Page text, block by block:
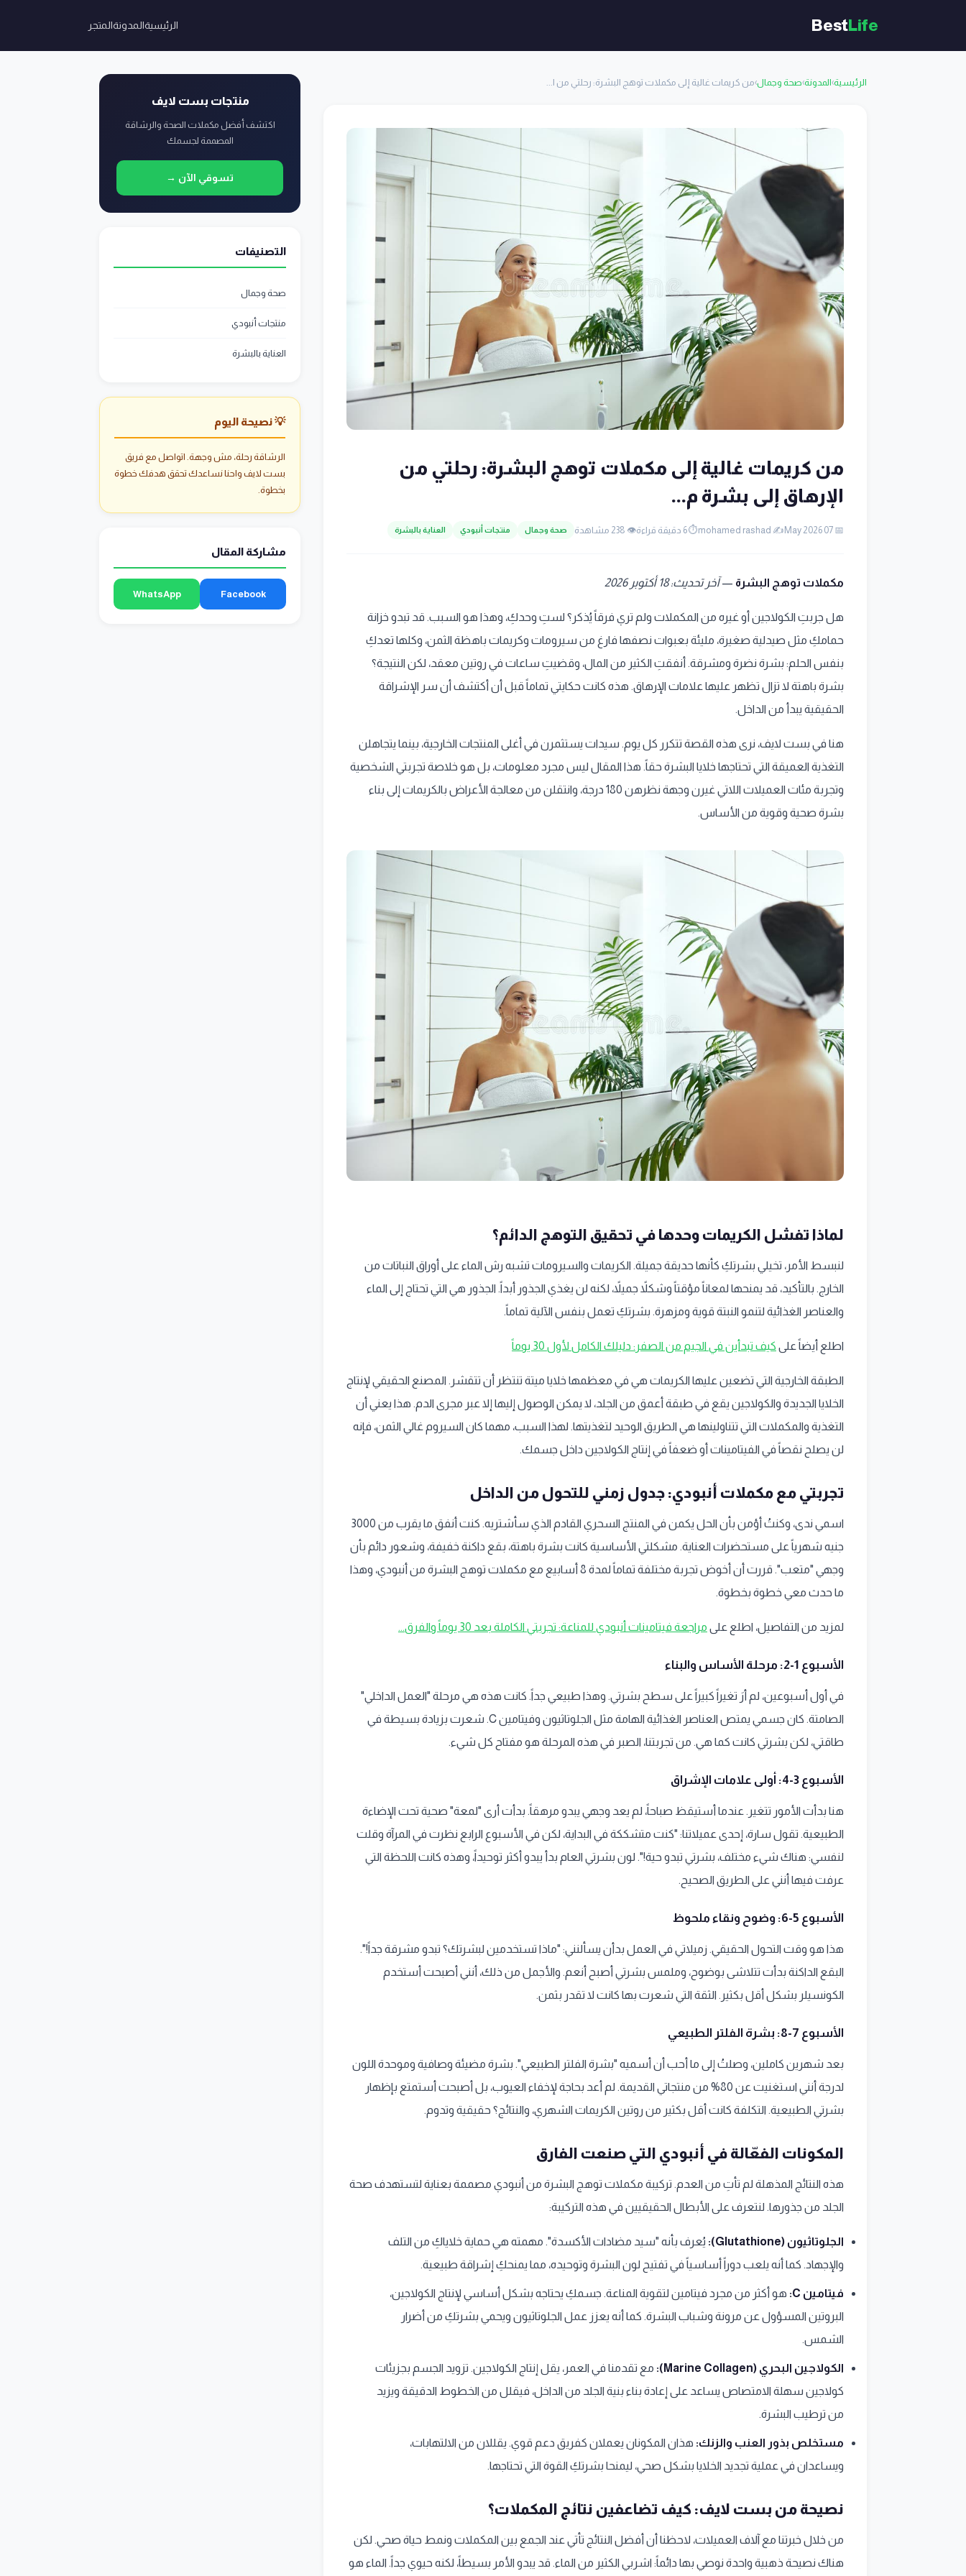
BestLife الرئيسيةالمدونةالمتجر
الرئيسية›المدونة›صحة وجمال›من كريمات غالية إلى مكملات توهج البشرة: رحلتي من ا...
من كريمات غالية إلى مكملات توهج البشرة: رحلتي من
الإرهاق إلى بشرة م...
📅 07 May 2026
✍️ mohamed rashad ⏱️ 6 دقيقة قراءة 👁️ 238 مشاهدة صحة وجمال منتجات أنبودي العناية بالبشرة
مكملات توهج البشرة —آخر تحديث: 18 أكتوبر 2026
هل جربتِ الكولاجين أو غيره من المكملات ولم تري فرقاً يُذكر؟ لستِ وحدكِ، وهذا هو السبب. قد تبدو خزانة
حمامكِ مثل صيدلية صغيرة، مليئة بعبوات نصفها فارغ من سيرومات وكريمات باهظة الثمن، وكلها تعدكِ
بنفس الحلم: بشرة نضرة ومشرقة. أنفقتِ الكثير من المال، وقضيتِ ساعات في روتين معقد، لكن النتيجة؟
بشرة باهتة لا تزال تظهر عليها علامات الإرهاق. هذه كانت حكايتي تماماً قبل أن أكتشف أن سر الإشراقة
الحقيقية يبدأ من الداخل.
هنا في بست لايف، نرى هذه القصة تتكرر كل يوم. سيدات يستثمرن في أغلى المنتجات الخارجية، بينما يتجاهلن
التغذية العميقة التي تحتاجها خلايا البشرة حقاً. هذا المقال ليس مجرد معلومات، بل هو خلاصة تجربتي الشخصية
وتجربة مئات العميلات اللاتي غيرن وجهة نظرهن 180 درجة، وانتقلن من معالجة الأعراض بالكريمات إلى بناء
بشرة صحية وقوية من الأساس.
لماذا تفشل الكريمات وحدها في تحقيق التوهج الدائم؟
لنبسط الأمر، تخيلي بشرتكِ كأنها حديقة جميلة. الكريمات والسيرومات تشبه رش الماء على أوراق النباتات من
الخارج. بالتأكيد، قد يمنحها لمعاناً مؤقتاً وشكلاً جميلاً، لكنه لن يغذي الجذور أبداً. الجذور هي التي تحتاج إلى الماء
والعناصر الغذائية لتنمو النبتة قوية ومزهرة. بشرتكِ تعمل بنفس الآلية تماماً.
اطلع أيضاً على كيف تبدأين في الجيم من الصفر: دليلك الكامل لأول 30 يوماً
الطبقة الخارجية التي تضعين عليها الكريمات هي في معظمها خلايا ميتة تنتظر أن تتقشر. المصنع الحقيقي لإنتاج
الخلايا الجديدة والكولاجين يقع في طبقة أعمق من الجلد، لا يمكن الوصول إليها إلا عبر مجرى الدم. هذا يعني أن
التغذية والمكملات التي تتناولينها هي الطريق الوحيد لتغذيتها. لهذا السبب، مهما كان السيروم غالي الثمن، فإنه
لن يصلح نقصاً في الفيتامينات أو ضعفاً في إنتاج الكولاجين داخل جسمك.
تجربتي مع مكملات أنبودي: جدول زمني للتحول من الداخل
اسمي ندى، وكنتُ أؤمن بأن الحل يكمن في المنتج السحري القادم الذي سأشتريه. كنت أنفق ما يقرب من 3000
جنيه شهرياً على مستحضرات العناية. مشكلتي الأساسية كانت بشرة باهتة، بقع داكنة خفيفة، وشعور دائم بأن
وجهي "متعب". قررت أن أخوض تجربة مختلفة تماماً لمدة 8 أسابيع مع مكملات توهج البشرة من أنبودي، وهذا
ما حدث معي خطوة بخطوة.
لمزيد من التفاصيل، اطلع على مراجعة فيتامينات أنبودي للمناعة: تجربتي الكاملة بعد 30 يوماً والفرق...
الأسبوع 1-2: مرحلة الأساس والبناء
في أول أسبوعين، لم أرَ تغيراً كبيراً على سطح بشرتي. وهذا طبيعي جداً. كانت هذه هي مرحلة "العمل الداخلي"
الصامتة. كان جسمي يمتص العناصر الغذائية الهامة مثل الجلوتاثيون وفيتامين C. شعرت بزيادة بسيطة في
طاقتي، لكن بشرتي كانت كما هي. من تجربتنا، الصبر في هذه المرحلة هو مفتاح كل شيء.
الأسبوع 3-4: أولى علامات الإشراق
هنا بدأت الأمور تتغير. عندما أستيقظ صباحاً، لم يعد وجهي يبدو مرهقاً. بدأت أرى "لمعة" صحية تحت الإضاءة
الطبيعية. تقول سارة، إحدى عميلاتنا: "كنت متشككة في البداية، لكن في الأسبوع الرابع نظرت في المرآة وقلت
لنفسي: هناك شيء مختلف، بشرتي تبدو حية!". لون بشرتي العام بدأ يبدو أكثر توحيداً، وهذه كانت اللحظة التي
عرفت فيها أنني على الطريق الصحيح.
الأسبوع 5-6: وضوح ونقاء ملحوظ
هذا هو وقت التحول الحقيقي. زميلاتي في العمل بدأن يسألنني: "ماذا تستخدمين لبشرتك؟ تبدو مشرقة جداً!".
البقع الداكنة بدأت تتلاشى بوضوح، وملمس بشرتي أصبح أنعم. والأجمل من ذلك، أنني أصبحت أستخدم
الكونسيلر بشكل أقل بكثير. الثقة التي شعرت بها كانت لا تقدر بثمن.
الأسبوع 7-8: بشرة الفلتر الطبيعي
بعد شهرين كاملين، وصلتُ إلى ما أحب أن أسميه "بشرة الفلتر الطبيعي". بشرة مضيئة وصافية وموحدة اللون
لدرجة أنني استغنيت عن 80% من منتجاتي القديمة. لم أعد بحاجة لإخفاء العيوب، بل أصبحت أستمتع بإظهار
بشرتي الطبيعية. التكلفة كانت أقل بكثير من روتين الكريمات الشهري، والنتائج؟ حقيقية وتدوم.
المكونات الفعّالة في أنبودي التي صنعت الفارق
هذه النتائج المذهلة لم تأتِ من العدم. تركيبة مكملات توهج البشرة من أنبودي مصممة بعناية لتستهدف صحة
الجلد من جذورها. لنتعرف على الأبطال الحقيقيين في هذه التركيبة:
الجلوتاثيون (Glutathione):
يُعرف بأنه "سيد مضادات الأكسدة". مهمته هي حماية خلاياكِ من التلف
والإجهاد. كما أنه يلعب دوراً أساسياً في تفتيح لون البشرة وتوحيده، مما يمنحكِ إشراقة طبيعية.
فيتامين C:
هو أكثر من مجرد فيتامين لتقوية المناعة. جسمكِ يحتاجه بشكل أساسي لإنتاج الكولاجين،
البروتين المسؤول عن مرونة وشباب البشرة. كما أنه يعزز عمل الجلوتاثيون ويحمي بشرتكِ من أضرار
الشمس.
الكولاجين البحري (Marine Collagen):
مع تقدمنا في العمر، يقل إنتاج الكولاجين. تزويد الجسم بجزيئات
كولاجين سهلة الامتصاص يساعد على إعادة بناء بنية الجلد من الداخل، فيقلل من الخطوط الدقيقة ويزيد
من ترطيب البشرة.
مستخلص بذور العنب والزنك: هذان المكونان يعملان كفريق دعم قوي. يقللان من الالتهابات،
ويساعدان في عملية تجديد الخلايا بشكل صحي، ليمنحا بشرتكِ القوة التي تحتاجها.
نصيحة من بست لايف: كيف تضاعفين نتائج المكملات؟
من خلال خبرتنا مع آلاف العميلات، لاحظنا أن أفضل النتائج تأتي عند الجمع بين المكملات ونمط حياة صحي. لكن
هناك نصيحة ذهبية واحدة نوصي بها دائماً: اشربي الكثير من الماء. قد يبدو الأمر بسيطاً، لكنه حيوي جداً. الماء هو
منتجات بست لايف
اكتشف أفضل مكملات الصحة والرشاقة
المصممة لجسمك
تسوقي الآن →
التصنيفات
صحة وجمال
منتجات أنبودي
العناية بالبشرة
💡 نصيحة اليوم
الرشاقة رحلة، مش وجهة. اتواصل مع فريق
بست لايف واحنا نساعدك تحقق هدفك خطوة
بخطوة.
مشاركة المقال
Facebook
WhatsApp